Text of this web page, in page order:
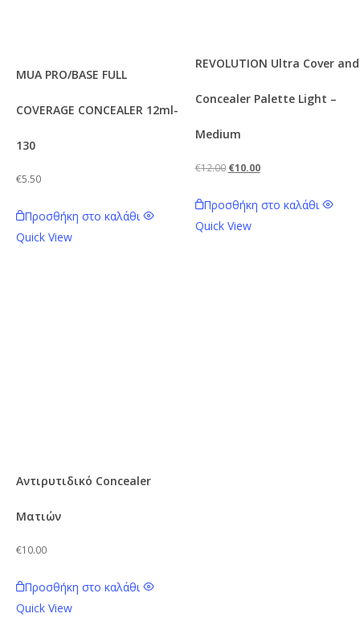
MUA PRO/BASE FULL
COVERAGE CONCEALER 12ml-
130
€5.50
Προσθήκη στο καλάθι
Quick View
REVOLUTION Ultra Cover and
Concealer Palette Light –
Medium
€12.00 Original
was:
€12.00.
€10.00Η
τιμή
Προσθήκη στο καλάθι
Quick View
Αντιρυτιδικό Concealer
Ματιών
€10.00
Προσθήκη στο καλάθι
Quick View